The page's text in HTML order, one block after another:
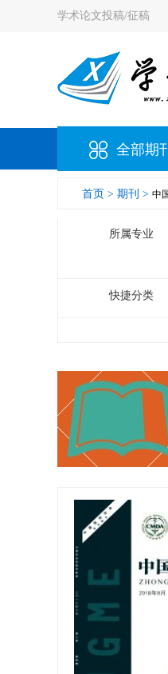
学术论文投稿/征稿
全部期
首页 > 期刊 > 中
所属专业
快捷分类